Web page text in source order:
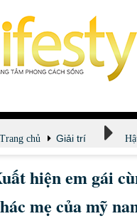
Trang chủ Giải trí
hiện em gái
mẹ của mỹ